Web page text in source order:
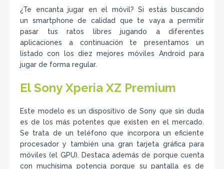
¿Te encanta jugar en el móvil? Si estás buscando
un smartphone de calidad que te vaya a permitir
pasar tus ratos libres jugando a diferentes
aplicaciones a continuación te presentamos un
listado con los diez mejores móviles Android para
jugar de forma regular.
El Sony Xperia XZ Premium
Este modelo es un dispositivo de Sony que sin duda
es de los más potentes que existen en el mercado.
Se trata de un teléfono que incorpora un eficiente
procesador y también una gran tarjeta gráfica para
móviles (el GPU). Destaca además de porque cuenta
con muchísima potencia porque su pantalla es de